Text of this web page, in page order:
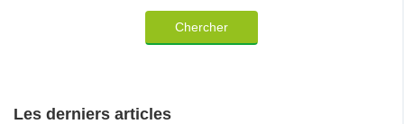
Chercher
Les derniers articles